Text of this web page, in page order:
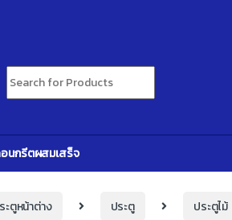
Search for:
นกรีตผสมเสร็จ
ะตูหน้าต่าง ประตู ประตูไม้